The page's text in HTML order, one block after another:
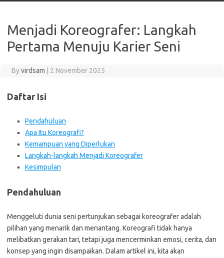
Menjadi Koreografer: Langkah
Pertama Menuju Karier Seni
Byvirdsam 2 November 2025
Daftar Isi
Pendahuluan
Apa Itu Koreografi?
Kemampuan yang Diperlukan
Langkah-langkah Menjadi Koreografer
Kesimpulan
Pendahuluan
Menggeluti dunia seni pertunjukan sebagai koreografer adalah
pilihan yang menarik dan menantang. Koreografi tidak hanya
melibatkan gerakan tari, tetapi juga mencerminkan emosi, cerita, dan
konsep yang ingin disampaikan. Dalam artikel ini, kita akan